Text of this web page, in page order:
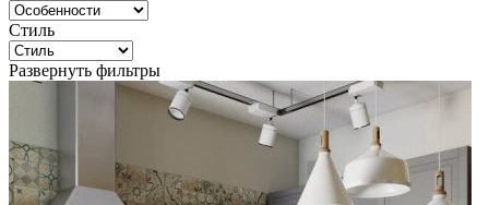
Стиль
Развернуть фильтры